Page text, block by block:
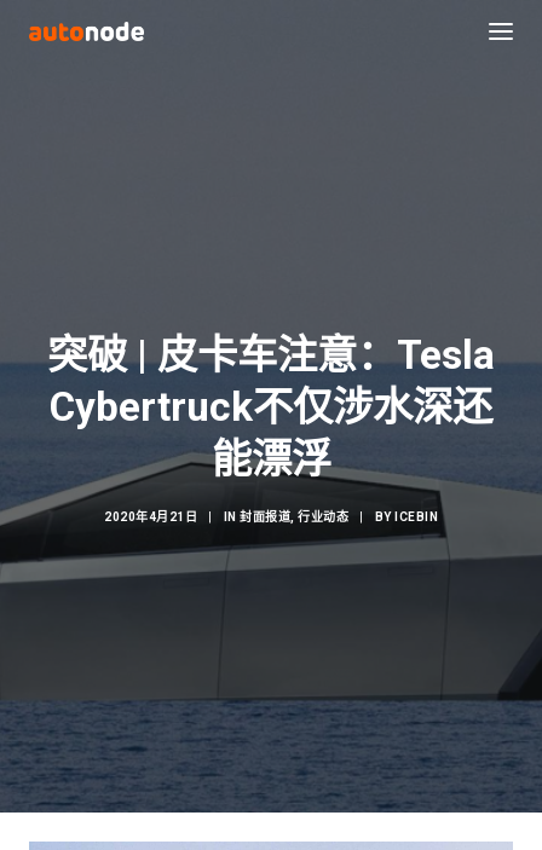
Search
突破 | 皮卡车注意：Tesla
Cyber​​truck不仅涉水深还
能漂浮
2020年4月21日 IN 封面报道 行业动态 BY ICEBIN